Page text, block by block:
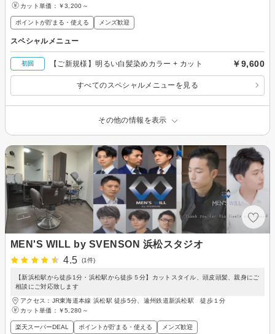
カット単価： ￥3,200～
ポイントが貯まる・使える メンズ歓迎
スペシャルメニュー
初回 【ご新規様】明るい白髪染めカラー + カット ￥9,600
すべてのスペシャルメニューを見る
その他の情報を表示
MEN'S WILL by SVENSON 浜松スタジオ
4.5
(1件)
【新浜松駅から徒歩1分・浜松駅から徒歩５分】カットスタイル、頭皮頭髪、親身にご
相談にご対応致します
アクセス：JR東海道本線 浜松駅 徒歩5分、遠州鉄道新浜松駅 徒歩１分
カット単価： ￥5,280～
楽天スーパーDEAL ポイントが貯まる・使える メンズ歓迎